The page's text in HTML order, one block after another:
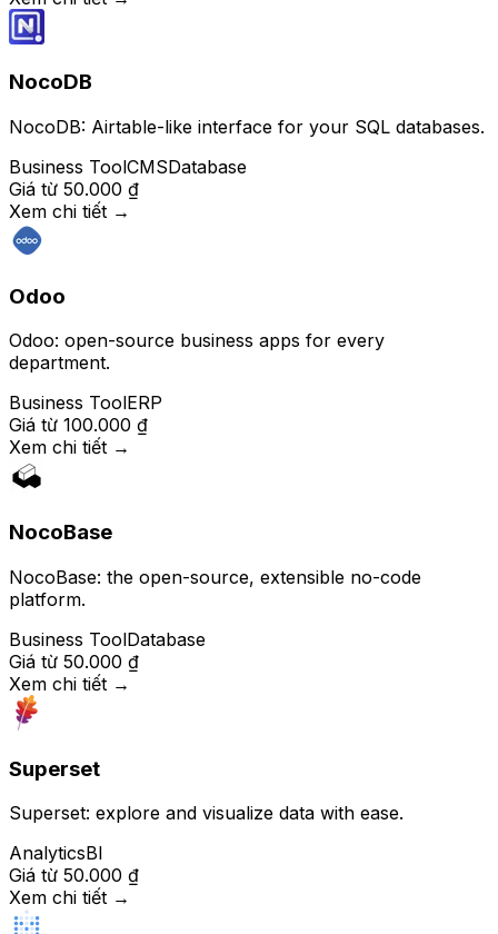
NocoDB
NocoDB: Airtable-like interface for your SQL databases.
Business ToolCMSDatabase
Giá từ 50.000 ₫
Xem chi tiết →
Odoo
Odoo: open-source business apps for every
department.
Business ToolERP
Giá từ 100.000 ₫
Xem chi tiết →
NocoBase
NocoBase: the open-source, extensible no-code
platform.
Business ToolDatabase
Giá từ 50.000 ₫
Xem chi tiết →
Superset
Superset: explore and visualize data with ease.
AnalyticsBI
Giá từ 50.000 ₫
Xem chi tiết →